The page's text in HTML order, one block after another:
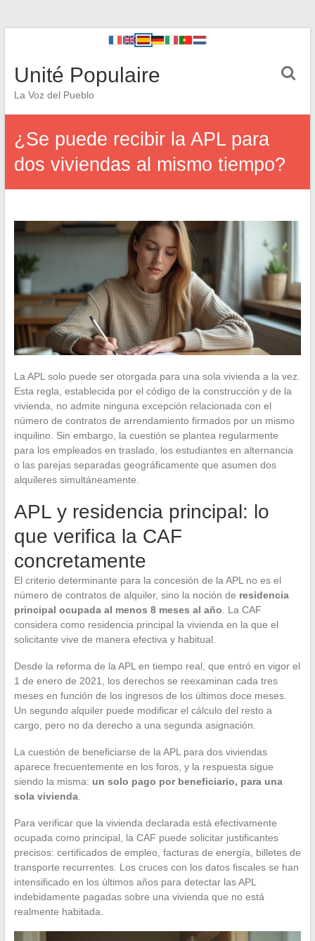
Unité Populaire
La Voz del Pueblo
¿Se puede recibir la APL para
dos viviendas al mismo tiempo?
La APL solo puede ser otorgada para una sola vivienda a la vez.
Esta regla, establecida por el código de la construcción y de la
vivienda, no admite ninguna excepción relacionada con el
número de contratos de arrendamiento firmados por un mismo
inquilino. Sin embargo, la cuestión se plantea regularmente
para los empleados en traslado, los estudiantes en alternancia
o las parejas separadas geográficamente que asumen dos
alquileres simultáneamente.
APL y residencia principal: lo
que verifica la CAF
concretamente
El criterio determinante para la concesión de la APL no es el
número de contratos de alquiler, sino la noción de residencia
principal ocupada al menos 8 meses al año . La CAF
considera como residencia principal la vivienda en la que el
solicitante vive de manera efectiva y habitual.
Desde la reforma de la APL en tiempo real, que entró en vigor el
1 de enero de 2021, los derechos se reexaminan cada tres
meses en función de los ingresos de los últimos doce meses.
Un segundo alquiler puede modificar el cálculo del resto a
cargo, pero no da derecho a una segunda asignación.
La cuestión de beneficiarse de la APL para dos viviendas
aparece frecuentemente en los foros, y la respuesta sigue
siendo la misma: un solo pago por beneficiario, para una
sola vivienda.
Para verificar que la vivienda declarada está efectivamente
ocupada como principal, la CAF puede solicitar justificantes
precisos: certificados de empleo, facturas de energía, billetes de
transporte recurrentes. Los cruces con los datos fiscales se han
intensificado en los últimos años para detectar las APL
indebidamente pagadas sobre una vivienda que no está
realmente habitada.